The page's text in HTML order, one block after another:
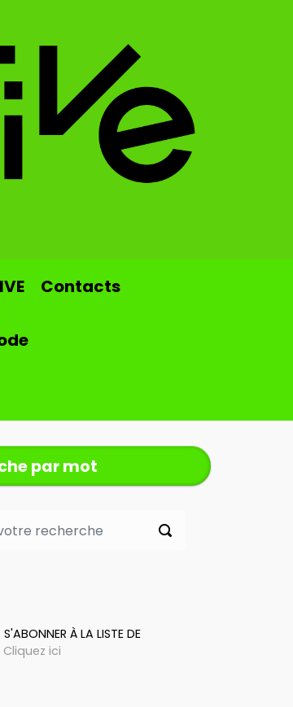
Contacts
par mot
À LA LISTE DE
Cliquez ici